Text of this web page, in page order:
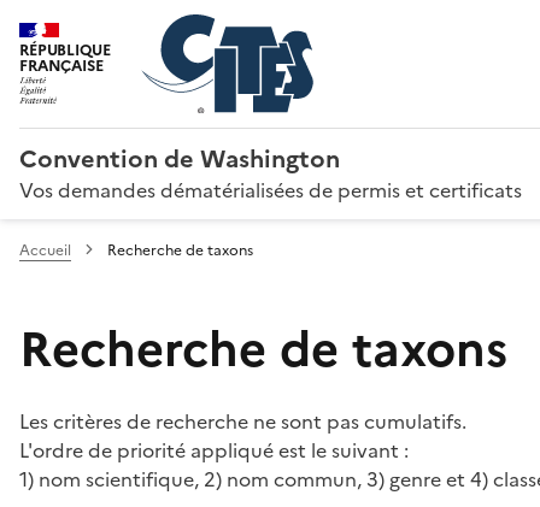
RÉPUBLIQUE
FRANÇAISE
Convention de Washington
Vos demandes dématérialisées de permis et certificats
Accueil Recherche de taxons
Recherche de taxons
Les critères de recherche ne sont pas cumulatifs.
L'ordre de priorité appliqué est le suivant :
1) nom scientifique, 2) nom commun, 3) genre et 4)